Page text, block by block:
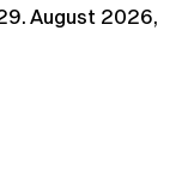
August 2026,